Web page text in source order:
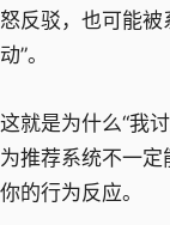
怒反驳，也可能被
动”。
这就是为什么“我
为推荐系统不一
你的行为反应。